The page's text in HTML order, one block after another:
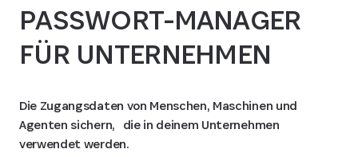
PASSWORT-MANAGER
FÜR UNTERNEHMEN
Die Zugangsdaten von Menschen, Maschinen und
Agenten sichern, die in deinem Unternehmen
verwendet werden.